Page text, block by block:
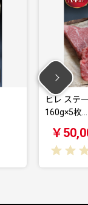
豚肉 しゃ
蔵 豚肉 …
￥